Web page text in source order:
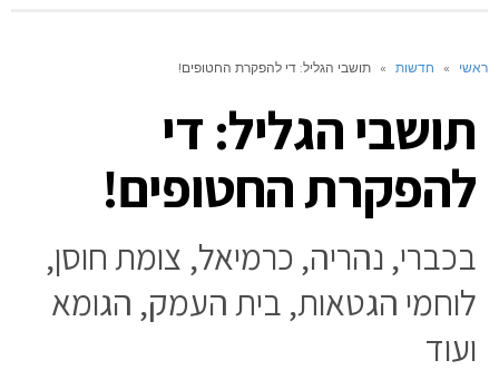
ראשי » חדשות » תושבי הגליל: די להפקרת החטופים!
תושבי הגליל: די
להפקרת החטופים!
בכברי, נהריה, כרמיאל, צומת חוסן,
לוחמי הגטאות, בית העמק, הגומא
ועוד